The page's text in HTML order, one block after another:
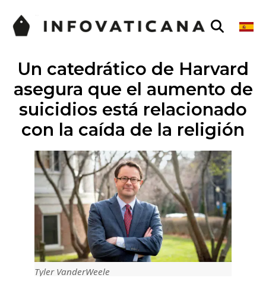
Un catedrático de Harvard
asegura que el aumento de
suicidios está relacionado
con la caída de la religión
Tyler VanderWeele